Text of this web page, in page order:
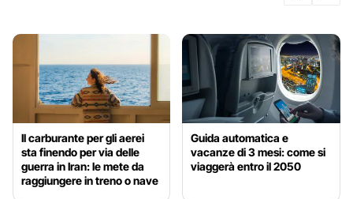
Il carburante per gli aerei
sta finendo per via delle
guerra in Iran: le mete da
raggiungere in treno o nave
Guida automatica e
vacanze di 3 mesi: come si
viaggerà entro il 2050